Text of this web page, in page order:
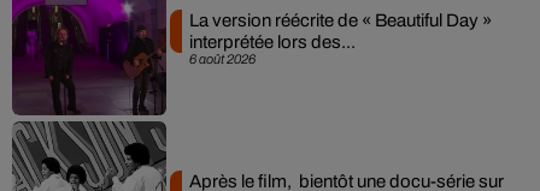
6 août 2026
La version réécrite de « Beautiful Day »
interprétée lors des...
Après le film, bientôt une docu-série sur